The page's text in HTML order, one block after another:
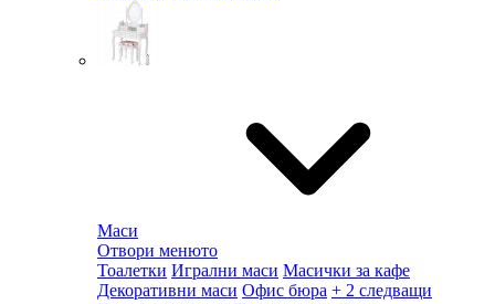
Маси
Отвори менюто
Тоалетки Игрални маси Масички за кафе
Декоративни маси Офис бюра + 2 следващи